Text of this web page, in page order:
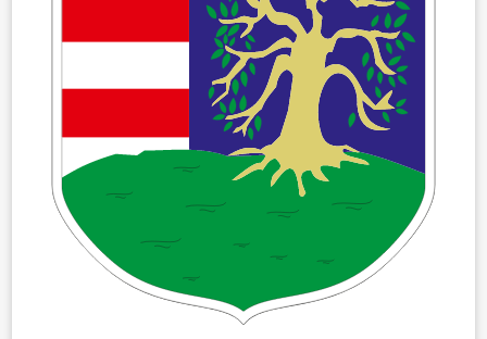
HÍREK
VÁLASZTÁSOK